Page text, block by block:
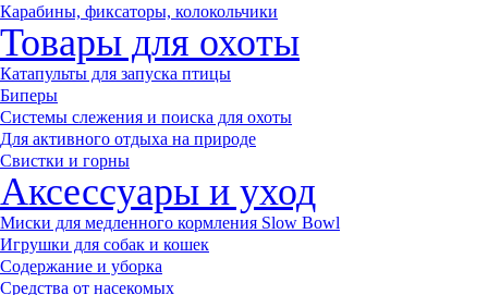
Карабины, фиксаторы, колокольчики
Товары для охоты
Катапульты для запуска птицы
Биперы
Системы слежения и поиска для охоты
Для активного отдыха на природе
Свистки и горны
Аксессуары и уход
Миски для медленного кормления Slow Bowl
Игрушки для собак и кошек
Содержание и уборка
Средства от насекомых